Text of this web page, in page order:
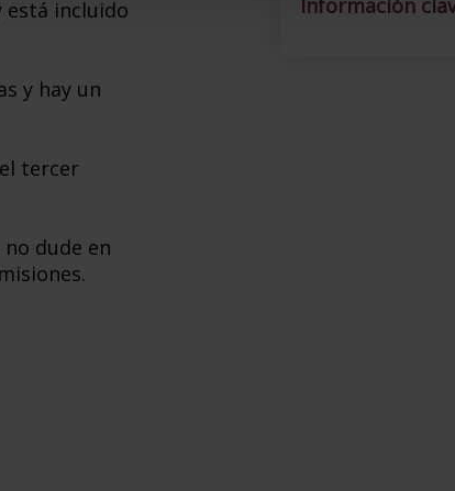
está incluido
y hay un
tercer
dude en
Información